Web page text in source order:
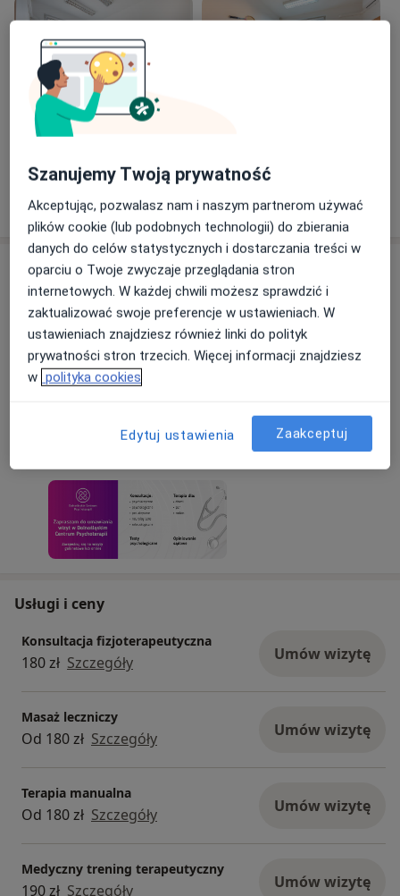
Zobacz galerię (3)
Pokaż więcejo doświadczeniu
Aktualności
mgr Jakub Gajos
Powstańców Śląskich 28/30, 53-333 Wrocław
Zapraszam do umawiania wizyt w Dolnośląskim
Centrum Psychoterapii przy ul. Powstańców
Śląskich 28/30. Zachęcam także do założenia
Portalu Pacjenta DCP (www.dcp.wroclaw.pl).
Usługi i ceny
Konsultacja fizjoterapeutyczna
180 zł Szczegóły Umów wizytę
Masaż leczniczy
Od 180 zł Szczegóły Umów wizytę
Terapia manualna
Od 180 zł Szczegóły Umów wizytę
Medyczny trening terapeutyczny
190 zł Szczegóły Umów wizytę
Szanujemy Twoją prywatność
Akceptując, pozwalasz nam i naszym partnerom używać
plików cookie (lub podobnych technologii) do zbierania
danych do celów statystycznych i dostarczania treści w
oparciu o Twoje zwyczaje przeglądania stron
internetowych. W każdej chwili możesz sprawdzić i
zaktualizować swoje preferencje w ustawieniach. W
ustawieniach znajdziesz również linki do polityk
prywatności stron trzecich. Więcej informacji znajdziesz
w polityka cookies
Edytuj ustawienia Zaakceptuj